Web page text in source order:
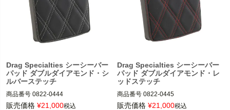
Drag Specialties シーシーバー
パッド ダブルダイアモンド・シ
ルバーステッチ
商品番号 0822-0444
販売価格 ¥21,000税込
Drag Specialties シーシーバー
パッド ダブルダイアモンド・レ
ッドステッチ
商品番号 0822-0445
販売価格 ¥21,000税込